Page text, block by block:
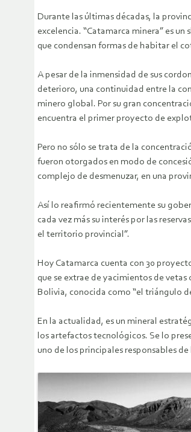
Durante las últimas décadas, la
excelencia. “Catamarca minera” es
que condensan formas de habitar el
A pesar de la inmensidad de sus
deterioro, una continuidad entre la
minero global. Por su gran
encuentra el primer proyecto de
Pero no sólo se trata de la
fueron otorgados en modo de
complejo de desmenuzar, en una
Así lo reafirmó recientemente su
cada vez más su interés por las
el territorio provincial”.
Hoy Catamarca cuenta con 30
que se extrae de yacimientos de
Bolivia, conocida como “el triángulo
En la actualidad, es un mineral
los artefactos tecnológicos. Se lo
uno de los principales responsables